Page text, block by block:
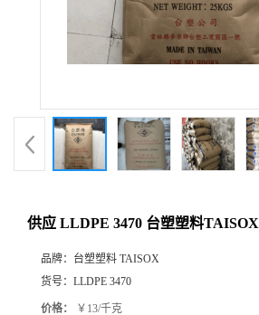
供应 LLDPE 3470 台塑塑料TAISOX
品牌： 台塑塑料 TAISOX
货号： LLDPE 3470
价格： ￥13/千克